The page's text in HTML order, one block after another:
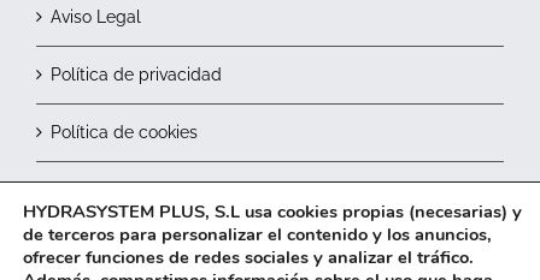
Aviso Legal
Política de privacidad
Política de cookies
Contactar
HYDRASYSTEM PLUS, S.L usa cookies propias (necesarias) y
de terceros para personalizar el contenido y los anuncios,
ofrecer funciones de redes sociales y analizar el tráfico.